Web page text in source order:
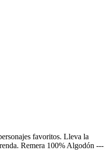
favoritos. Lleva la
Remera 100% Algodón ---